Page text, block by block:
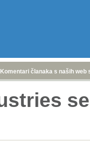
Komentari članaka s naših web